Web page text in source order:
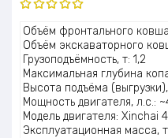
Оценка
5.00из 5
Объём фронтального
Объём экскаваторного
Грузоподъёмность, т: 1,2
Максимальная глубина
Высота подъёма
Мощность двигателя, л.с.:
Модель двигателя: Xinchai
Эксплуатационная масса,